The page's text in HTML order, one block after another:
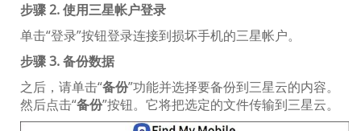
步骤 2. 使用三星帐户登录
单击“登录”按钮登录连接到损坏手机的三星帐户。
步骤 3. 备份数据
之后，请单击“备份”功能并选择要备份到三星云的内容。
然后点击“备份”按钮。它将把选定的文件传输到三星云。